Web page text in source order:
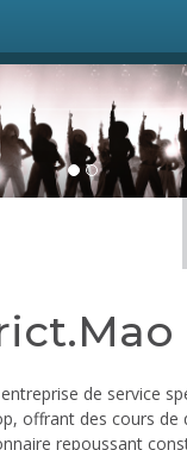
de service
offrant des cours de
repoussant